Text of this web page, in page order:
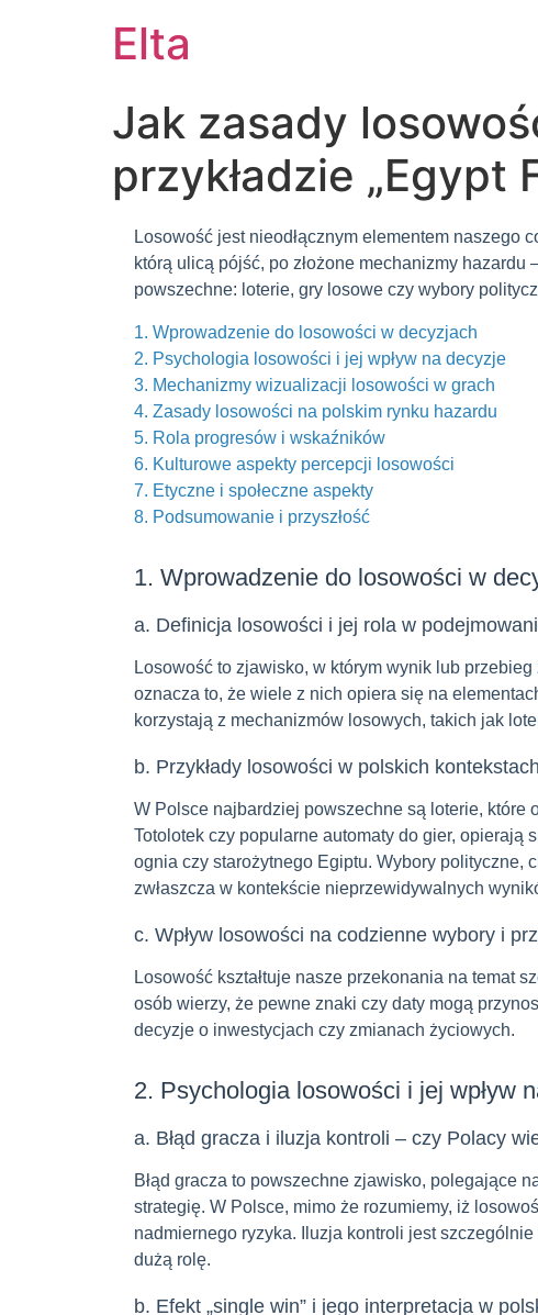
Elta
Jak zasady
przykładzie „Egypt
Losowość jest nieodłącznym elementem naszego
którą ulicą pójść, po złożone mechanizmy
powszechne: loterie, gry losowe czy wybory
1. Wprowadzenie do losowości w decyzjach
2. Psychologia losowości i jej wpływ na decyzje
3. Mechanizmy wizualizacji losowości w grach
4. Zasady losowości na polskim rynku hazardu
5. Rola progresów i wskaźników
6. Kulturowe aspekty percepcji losowości
7. Etyczne i społeczne aspekty
8. Podsumowanie i przyszłość
1. Wprowadzenie do losowości w
a. Definicja losowości i jej rola w
Losowość to zjawisko, w którym wynik lub
oznacza to, że wiele z nich opiera się na
korzystają z mechanizmów losowych, takich jak
b. Przykłady losowości w polskich
W Polsce najbardziej powszechne są loterie, które
Totolotek czy popularne automaty do gier,
ognia czy starożytnego Egiptu. Wybory polityczne,
zwłaszcza w kontekście nieprzewidywalnych
c. Wpływ losowości na codzienne wybory i
Losowość kształtuje nasze przekonania na temat
osób wierzy, że pewne znaki czy daty mogą
decyzje o inwestycjach czy zmianach życiowych.
2. Psychologia losowości i jej wpływ
a. Błąd gracza i iluzja kontroli – czy Polacy
Błąd gracza to powszechne zjawisko, polegające
strategię. W Polsce, mimo że rozumiemy, iż
nadmiernego ryzyka. Iluzja kontroli jest
dużą rolę.
b. Efekt „single win” i jego interpretacja w